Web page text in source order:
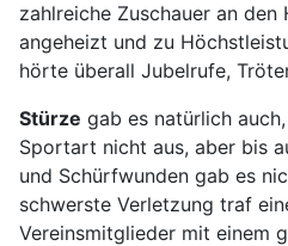
zahlreiche Zuschauer an
angeheizt und zu
hörte überall Jubelrufe,
Stürze gab es natürlich
Sportart nicht aus, aber bis
und Schürfwunden gab es
schwerste Verletzung traf
Vereinsmitglieder mit einem